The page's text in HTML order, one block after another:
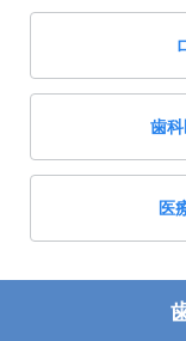
PDFをダウンロード
歯
医